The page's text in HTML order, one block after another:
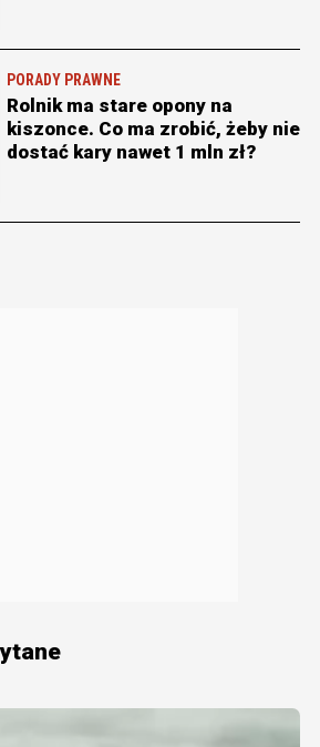
PORADY PRAWNE
Rolnik ma stare opony na
kiszonce. Co ma zrobić, żeby nie
dostać kary nawet 1 mln zł?